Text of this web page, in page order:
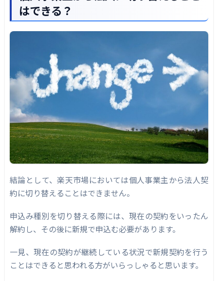
はできる？
結論として、楽天市場においては個人事業主から法人契
約に切り替えることはできません。
申込み種別を切り替える際には、現在の契約をいったん
解約し、その後に新規で申込む必要があります。
一見、現在の契約が継続している状況で新規契約を行う
ことはできると思われる方がいらっしゃると思います。